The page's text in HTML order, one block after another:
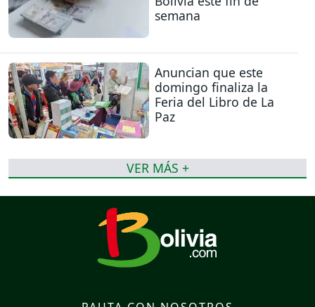
semana
Anuncian que este
domingo finaliza la
Feria del Libro de La
Paz
VER MÁS +